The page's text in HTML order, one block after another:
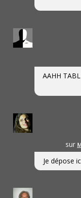
AAHH
sur
Je dépose